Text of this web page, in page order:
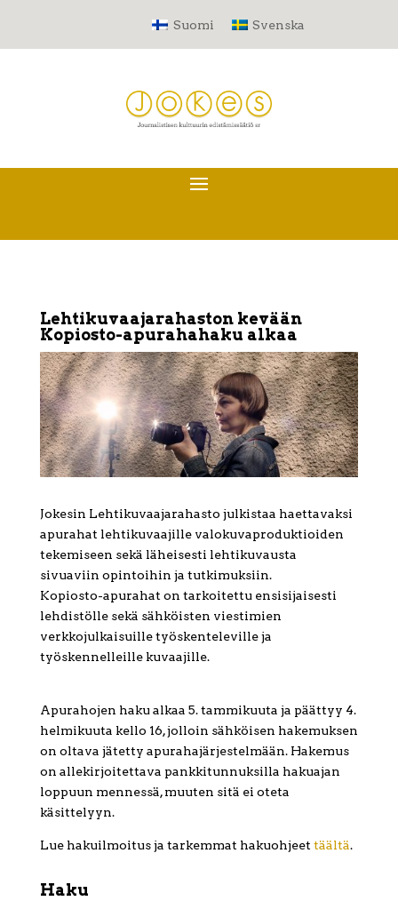
Suomi Svenska
Lehtikuvaajarahaston kevään
Kopiosto-apurahahaku alkaa
Jokesin Lehtikuvaajarahasto julkistaa haettavaksi
apurahat lehtikuvaajille valokuvaproduktioiden
tekemiseen sekä läheisesti lehtikuvausta
sivuaviin opintoihin ja tutkimuksiin.
Kopiosto-apurahat on tarkoitettu ensisijaisesti
lehdistölle sekä sähköisten viestimien
verkkojulkaisuille työskenteleville ja
työskennelleille kuvaajille.
Apurahojen haku alkaa 5. tammikuuta ja päättyy 4.
helmikuuta kello 16, jolloin sähköisen hakemuksen
on oltava jätetty apurahajärjestelmään. Hakemus
on allekirjoitettava pankkitunnuksilla hakuajan
loppuun mennessä, muuten sitä ei oteta
käsittelyyn.
Lue hakuilmoitus ja tarkemmat hakuohjeet täältä.
Haku